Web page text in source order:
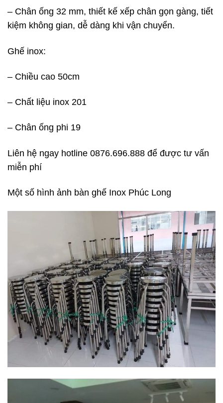
– Chân ống 32 mm, thiết kế xếp chân gọn gàng, tiết
kiệm không gian, dễ dàng khi vận chuyển.
Ghế inox:
– Chiều cao 50cm
– Chất liệu inox 201
– Chân ống phi 19
Liên hệ ngay hotline 0876.696.888 để được tư vấn
miễn phí
Một số hình ảnh bàn ghế Inox Phúc Long